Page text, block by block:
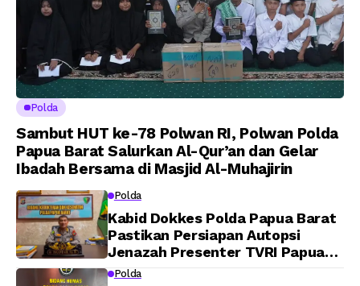
Polda
Sambut HUT ke-78 Polwan RI, Polwan Polda
Papua Barat Salurkan Al-Qur’an dan Gelar
Ibadah Bersama di Masjid Al-Muhajirin
Polda
Kabid Dokkes Polda Papua Barat
Pastikan Persiapan Autopsi
Jenazah Presenter TVRI Papua
Barat Yanto Idorway Telah
Polda